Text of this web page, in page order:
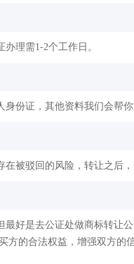
理需1-2个工作日。
份证，其他资料我们会帮你
被驳回的风险，转让之后
好是去公证处做商标转让
方的合法权益，增强双方的信